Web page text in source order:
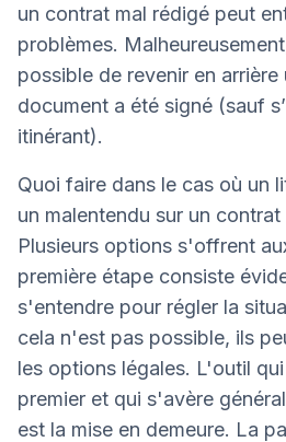
un contrat mal rédigé peut
problèmes.
possible de revenir en arrière
document a été signé (sauf
itinérant).
Quoi faire dans le cas où un
un malentendu sur un
Plusieurs options s'offrent
première étape consiste
s'entendre pour régler la
cela n'est pas possible, ils
les options légales. L'outil
premier et qui s'avère
est la mise en demeure. La